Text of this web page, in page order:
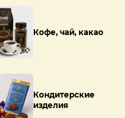
Кофе, чай, какао
Кондитерские
изделия